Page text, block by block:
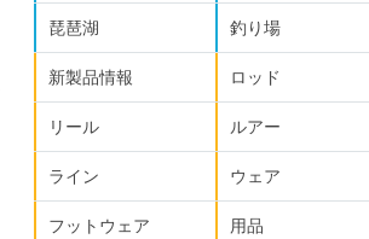
琵琶湖 釣り場
新製品情報 ロッド
リール ルアー
ライン ウェア
フットウェア 用品